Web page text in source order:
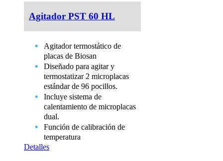
Agitador PST 60 HL
Agitador termostático de
placas de Biosan
Diseñado para agitar y
termostatizar 2 microplacas
estándar de 96 pocillos.
Incluye sistema de
calentamiento de microplacas
dual.
Función de calibración de
temperatura
Detalles